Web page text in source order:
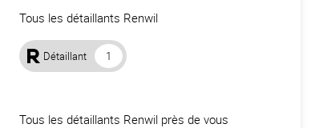
Tous les détaillants Renwil
1
Détaillant
Tous les détaillants Renwil près de vous